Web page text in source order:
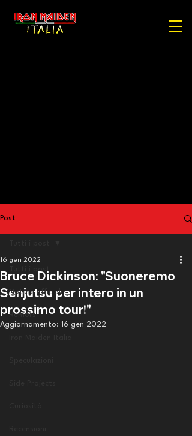
Post
Tutti i post
Notizie ufficiali
Rumors
Bruce Dickinson: "Suoneremo
Senjutsu per intero in un
prossimo tour!"
16 gen 2022
Aggiornamento: 16 gen 2022